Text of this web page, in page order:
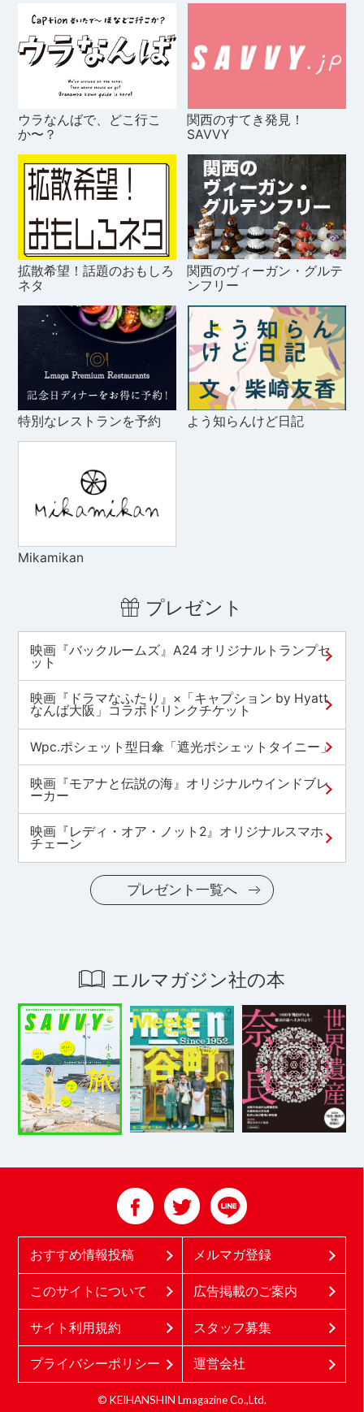
ウラなんばで、どこ行こ
か〜？
関西のすてき発見！
SAVVY
拡散希望！話題のおもしろ
ネタ
関西のヴィーガン・グルテ
ンフリー
特別なレストランを予約 よう知らんけど日記
Mikamikan
プレゼント
映画『バックルームズ』A24 オリジナルトランプセ
ット
映画『ドラマなふたり』×「キャプション by Hyatt
なんば大阪」コラボドリンクチケット
Wpc.ポシェット型日傘「遮光ポシェットタイニー」
映画『モアナと伝説の海』オリジナルウインドブレ
ーカー
映画『レディ・オア・ノット2』オリジナルスマホ
チェーン
プレゼント一覧へ
エルマガジン社の本
おすすめ情報投稿 メルマガ登録
このサイトについて 広告掲載のご案内
サイト利用規約 スタッフ募集
プライバシーポリシー 運営会社
© KEIHANSHIN Lmagazine Co.,Ltd.